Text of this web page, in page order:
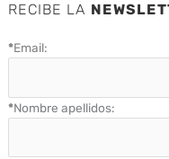
RECIBE LA
*Email:
*Nombre apellidos: